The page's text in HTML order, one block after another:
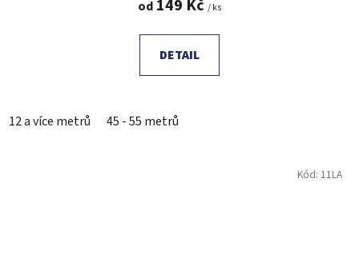
od 149 Kč / ks
DETAIL
12 a více metrů 45 - 55 metrů
Kód: 11LA